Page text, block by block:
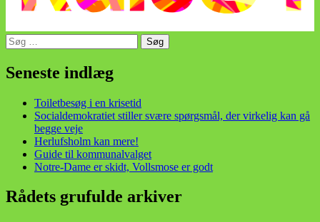
Søg
efter:
Seneste indlæg
Toiletbesøg i en krisetid
Socialdemokratiet stiller svære spørgsmål, der virkelig kan gå
begge veje
Herlufsholm kan mere!
Guide til kommunalvalget
Notre-Dame er skidt, Vollsmose er godt
Rådets grufulde arkiver